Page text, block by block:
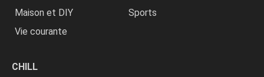
Maison et DIY
Sports
Vie courante
CHILL